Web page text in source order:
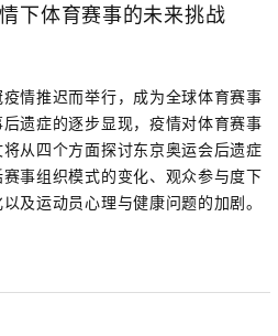
下体育赛事的未来挑战
情推迟而举行，成为全球体育赛事
遗症的逐步显现，疫情对体育赛事
从四个方面探讨东京奥运会后遗症
事组织模式的变化、观众参与度下
及运动员心理与健康问题的加剧。